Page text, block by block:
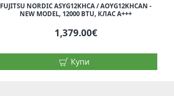
FUJITSU NORDIC ASYG12KHCA / AOYG12KHCAN -
NEW MODEL, 12000 BTU, КЛАС A+++
1,379.00€
Купи